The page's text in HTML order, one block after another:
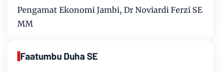
Pengamat Ekonomi Jambi, Dr Noviardi Ferzi SE
MM
Faatumbu Duha SE